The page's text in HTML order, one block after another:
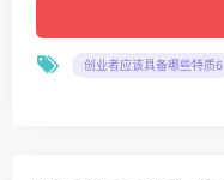
创业者应该具备哪些特质6